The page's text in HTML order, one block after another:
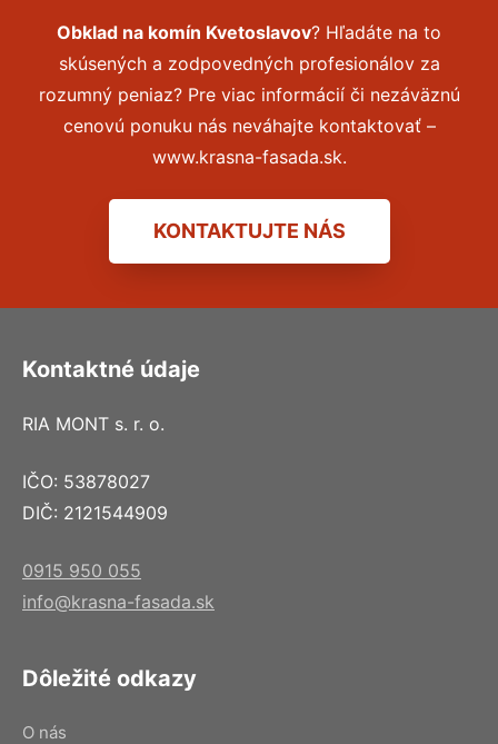
Obklad na komín Kvetoslavov? Hľadáte na to
skúsených a zodpovedných profesionálov za
rozumný peniaz? Pre viac informácií či nezáväznú
cenovú ponuku nás neváhajte kontaktovať –
www.krasna-fasada.sk.
KONTAKTUJTE NÁS
Kontaktné údaje
RIA MONT s. r. o.
IČO: 53878027
DIČ: 2121544909
0915 950 055
info@krasna-fasada.sk
Dôležité odkazy
O nás